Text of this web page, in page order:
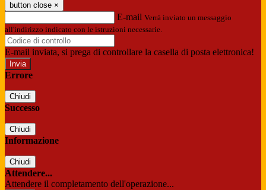
button close ×
E-mail Verrà inviato un messaggio
all'indirizzo indicato con le istruzioni necessarie.
E-mail inviata, si prega di controllare la casella di posta elettronica!
Errore
Chiudi
Successo
Chiudi
Informazione
Chiudi
Attendere...
Attendere il completamento dell'operazione...